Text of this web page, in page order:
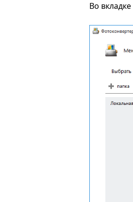
Во вкладке